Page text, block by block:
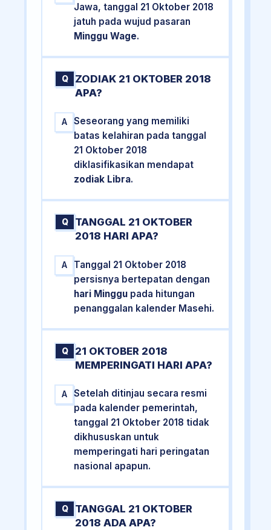
Jawa, tanggal 21 Oktober 2018
jatuh pada wujud pasaran
Minggu Wage.
Q
ZODIAK 21 OKTOBER 2018
APA?
A
Seseorang yang memiliki
batas kelahiran pada tanggal
21 Oktober 2018
diklasifikasikan mendapat
zodiak Libra.
Q
TANGGAL 21 OKTOBER
2018 HARI APA?
A
Tanggal 21 Oktober 2018
persisnya bertepatan dengan
hari Minggu pada hitungan
penanggalan kalender Masehi.
Q
21 OKTOBER 2018
MEMPERINGATI HARI APA?
A
Setelah ditinjau secara resmi
pada kalender pemerintah,
tanggal 21 Oktober 2018 tidak
dikhususkan untuk
memperingati hari peringatan
nasional apapun.
Q
TANGGAL 21 OKTOBER
2018 ADA APA?